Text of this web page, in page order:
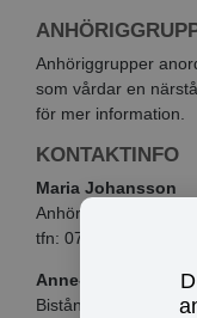
Anhöriggrupper
som vårdar en
för mer information.
KONTAKTINFO
Maria Johansson
Anhörigsamordnare
tfn: 072-517 58 84
Anne-Louise
Biståndshandläggare